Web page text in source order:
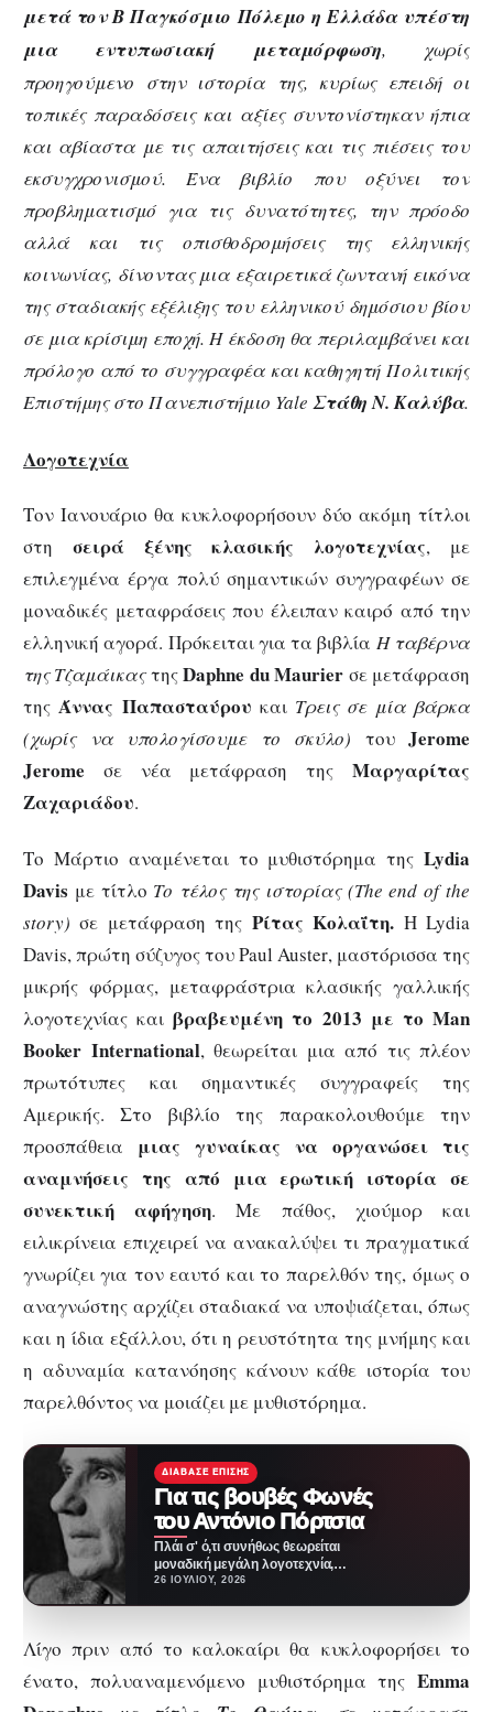
μετά τον Β Παγκόσμιο Πόλεμο η Ελλάδα υπέστη
μια εντυπωσιακή μεταμόρφωση, χωρίς
προηγούμενο στην ιστορία της, κυρίως επειδή οι
τοπικές παραδόσεις και αξίες συντονίστηκαν ήπια
και αβίαστα με τις απαιτήσεις και τις πιέσεις του
εκσυγχρονισμού. Ένα βιβλίο που οξύνει τον
προβληματισμό για τις δυνατότητες, την πρόοδο
αλλά και τις οπισθοδρομήσεις της ελληνικής
κοινωνίας, δίνοντας μια εξαιρετικά ζωντανή εικόνα
της σταδιακής εξέλιξης του ελληνικού δημόσιου βίου
σε μια κρίσιμη εποχή. Η έκδοση θα περιλαμβάνει και
πρόλογο από το συγγραφέα και καθηγητή Πολιτικής
Επιστήμης στο Πανεπιστήμιο Yale Στάθη Ν. Καλύβα.
Λογοτεχνία
Τον Ιανουάριο θα κυκλοφορήσουν δύο ακόμη τίτλοι
στη σειρά ξένης κλασικής λογοτεχνίας, με
επιλεγμένα έργα πολύ σημαντικών συγγραφέων σε
μοναδικές μεταφράσεις που έλειπαν καιρό από την
ελληνική αγορά. Πρόκειται για τα βιβλία Η ταβέρνα
της ΤζαμάικαςτηςDaphne duMaurier σε μετάφραση
τηςΆννας Παπασταύρου και Τρεις σε μία βάρκα
(χωρίς να υπολογίσουμε το σκύλο) του Jerome
Jerome σε νέα μετάφραση της Μαργαρίτας
Ζαχαριάδου.
Το Μάρτιο αναμένεται το μυθιστόρημα της Lydia
Davis με τίτλο Το τέλος της ιστορίας (The end of the
story) σε μετάφραση της Ρίτας Κολαΐτη. ΗLydia
Davis, πρώτη σύζυγος τουPaul Auster, μαστόρισσα της
μικρής φόρμας, μεταφράστρια κλασικής γαλλικής
λογοτεχνίας καιβραβευμένη το 2013 με τοMan
Booker International, θεωρείται μια από τις πλέον
πρωτότυπες και σημαντικές συγγραφείς της
Αμερικής. Στο βιβλίο της παρακολουθούμε την
προσπάθεια μιας γυναίκας να οργανώσει τις
αναμνήσεις της από μια ερωτική ιστορία σε
συνεκτική αφήγηση. Με πάθος, χιούμορ και
ειλικρίνεια επιχειρεί να ανακαλύψει τι πραγματικά
γνωρίζει για τον εαυτό και το παρελθόν της, όμως ο
αναγνώστης αρχίζει σταδιακά να υποψιάζεται, όπως
και η ίδια εξάλλου, ότι η ρευστότητα της μνήμης και
η αδυναμία κατανόησης κάνουν κάθε ιστορία του
παρελθόντος να μοιάζει με μυθιστόρημα.
ΔΙΆΒΑΣΕ ΕΠΊΣΗΣ
Για τις βουβές Φωνές
του Αντόνιο Πόρτσια
Πλάι σ' ό,τι συνήθως θεωρείται
μοναδική μεγάλη λογοτεχνία,
πλάι σε έργα ογκώδη,
26 ΙΟΥΛΊΟΥ, 2026
Λίγο πριν από το καλοκαίρι θα κυκλοφορήσει το
ένατο, πολυαναμενόμενο μυθιστόρημα της Emma